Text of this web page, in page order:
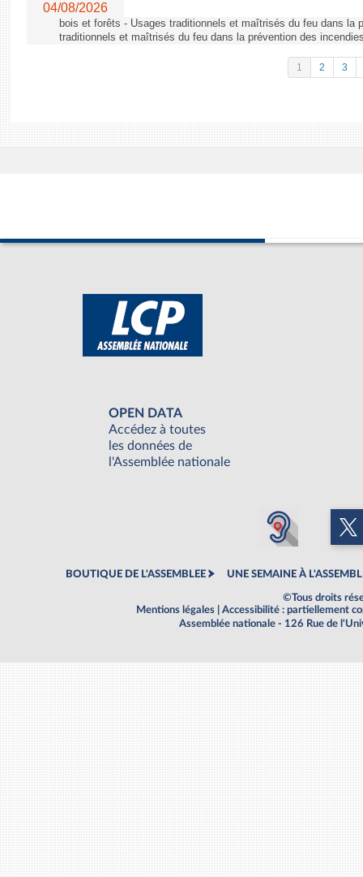
04/08/2026
bois et forêts - Usages traditionnels et maîtrisés du feu dans la
traditionnels et maîtrisés du feu dans la prévention des
1 2 3
OPEN DATA
Accédez à toutes
les données de
l'Assemblée nationale
BOUTIQUE DE L'ASSEMBLEE UNE SEMAINE À
©Tous droits
Mentions légales
Accessibilité : partiellement
Assemblée nationale - 126 Rue de